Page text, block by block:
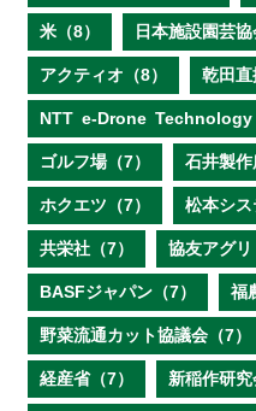
米（8） 日本施設園芸協
アクティオ（8） 乾田直
NTT e‐Drone Technology
ゴルフ場（7） 石井製作
ホクエツ（7） 松本シス
共栄社（7） 協友アグリ
BASFジャパン（7） 福
野菜流通カット協議会（7）
経産省（7） 新稲作研究